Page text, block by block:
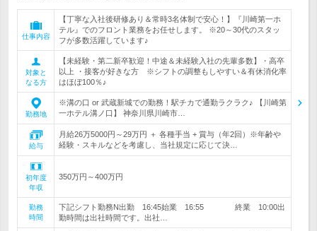
仕事内容
【丁寧な入社後研修あり＆常時3名体制で安心！】『川崎第一ホ
テル』でのフロント業務をお任せします。 ※20～30代のスタッ
フが多数活躍しています♪
対象と
なる方
【未経験・第二新卒歓迎！中途＆未経験入社の先輩多数】・高卒
以上 ・接客が好きな方 ※シフトの調整もしやすい＆有休消化率
はほぼ100％♪
勤務地
※溝の口 or 武蔵新城での勤務！駅チカで通勤ラクラク♪ 【川崎第
一ホテル溝ノ口】 神奈川県川崎市…
給与
月給26万5000円～29万円 ＋ 各種手当 + 賞与（年2回）※年齢や
経験・スキルなどを考慮し、当社規定に応じて決…
初年度
年収
350万円～400万円
勤務
時間
下記シフト勤務N出勤 16:45始業 16:55 終業 10:00出
勤時間は出社時間です。出社…